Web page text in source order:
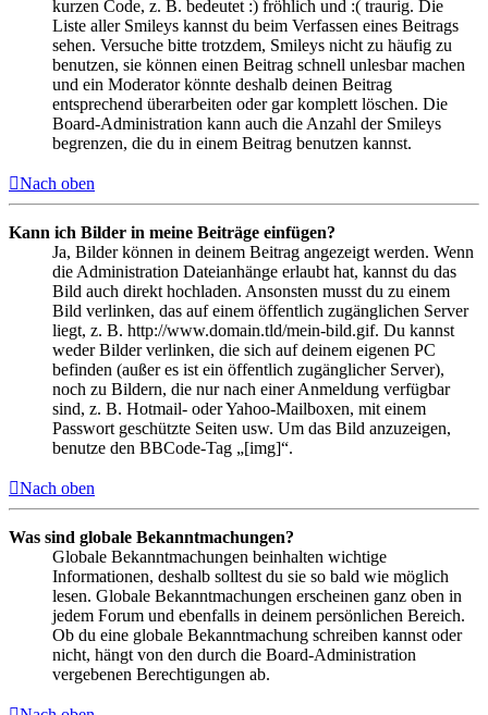
kurzen Code, z. B. bedeutet :) fröhlich und :( traurig. Die
Liste aller Smileys kannst du beim Verfassen eines Beitrags
sehen. Versuche bitte trotzdem, Smileys nicht zu häufig zu
benutzen, sie können einen Beitrag schnell unlesbar machen
und ein Moderator könnte deshalb deinen Beitrag
entsprechend überarbeiten oder gar komplett löschen. Die
Board-Administration kann auch die Anzahl der Smileys
begrenzen, die du in einem Beitrag benutzen kannst.
Nach oben
Kann ich Bilder in meine Beiträge einfügen?
Ja, Bilder können in deinem Beitrag angezeigt werden. Wenn
die Administration Dateianhänge erlaubt hat, kannst du das
Bild auch direkt hochladen. Ansonsten musst du zu einem
Bild verlinken, das auf einem öffentlich zugänglichen Server
liegt, z. B. http://www.domain.tld/mein-bild.gif. Du kannst
weder Bilder verlinken, die sich auf deinem eigenen PC
befinden (außer es ist ein öffentlich zugänglicher Server),
noch zu Bildern, die nur nach einer Anmeldung verfügbar
sind, z. B. Hotmail- oder Yahoo-Mailboxen, mit einem
Passwort geschützte Seiten usw. Um das Bild anzuzeigen,
benutze den BBCode-Tag „[img]“.
Nach oben
Was sind globale Bekanntmachungen?
Globale Bekanntmachungen beinhalten wichtige
Informationen, deshalb solltest du sie so bald wie möglich
lesen. Globale Bekanntmachungen erscheinen ganz oben in
jedem Forum und ebenfalls in deinem persönlichen Bereich.
Ob du eine globale Bekanntmachung schreiben kannst oder
nicht, hängt von den durch die Board-Administration
vergebenen Berechtigungen ab.